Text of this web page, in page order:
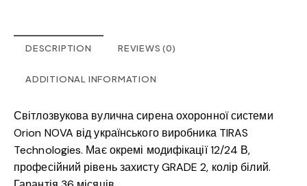
DESCRIPTION REVIEWS (0)
ADDITIONAL INFORMATION
Світлозвукова вулична сирена охоронної системи
Orion NOVA від українського виробника TIRAS
Technologies. Має окремі модифікації 12/24 В,
професійний рівень захисту GRADE 2, колір білий.